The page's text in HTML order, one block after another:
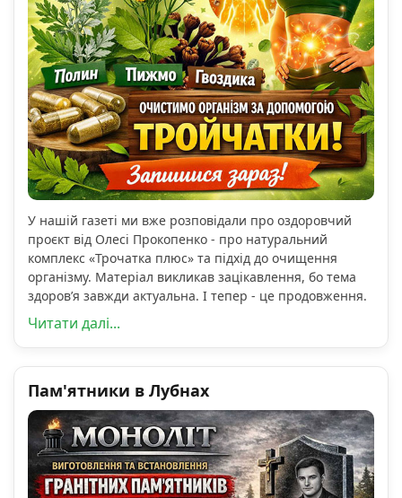
У нашій газеті ми вже розповідали про оздоровчий
проєкт від Олесі Прокопенко - про натуральний
комплекс «Трочатка плюс» та підхід до очищення
організму. Матеріал викликав зацікавлення, бо тема
здоров’я завжди актуальна. І тепер - це продовження.
Читати далі...
Пам'ятники в Лубнах